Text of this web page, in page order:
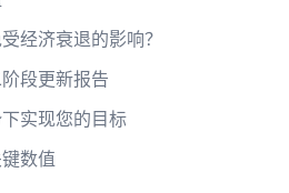
经济衰退的影响？
段更新报告
实现您的目标
数值